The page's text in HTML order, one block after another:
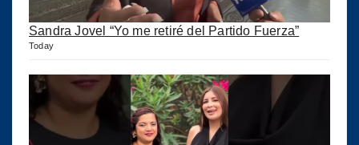
Sandra Jovel “Yo me retiré del Partido Fuerza”
Today